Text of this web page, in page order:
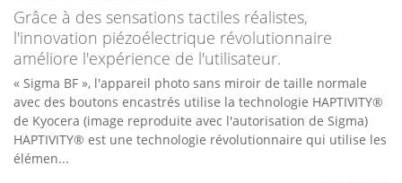
Grâce à des sensations tactiles réalistes,
l'innovation piézoélectrique révolutionnaire
améliore l'expérience de l'utilisateur.
« Sigma BF », l'appareil photo sans miroir de taille normale
avec des boutons encastrés utilise la technologie HAPTIVITY®
de Kyocera (image reproduite avec l'autorisation de Sigma)
HAPTIVITY® est une technologie révolutionnaire qui utilise les
élémen...